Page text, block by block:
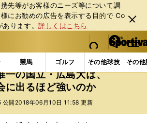
先等がお客様のニーズ等について調
にお勧めの広告を表⽰する⽬的で Co
あります。詳しくはこちら
閉じ
る
web Sportiva (webスポルティーバ)
検索
マイペ
ー
ジ
メニュ
競馬 ゴルフ その他球技 その
高校野球他 大学選手権で唯一の国
一の国立・広島大は、
に出るほど強いのか
公開 2018年06月10日 11:58 更新